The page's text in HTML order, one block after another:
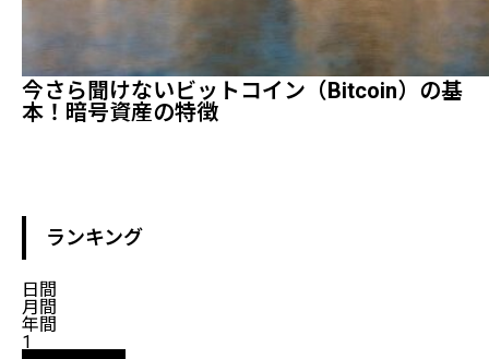
今さら聞けないビットコイン（Bitcoin）の基
本！暗号資産の特徴
ランキング
日間
月間
年間
1